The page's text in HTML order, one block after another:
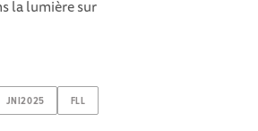
la lumière sur
JNI2025 FLL